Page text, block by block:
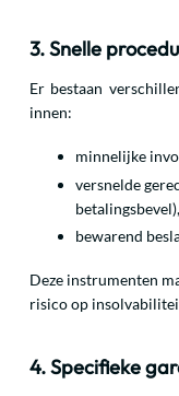
3. Snelle
Er bestaan
innen:
minnelijke
versnelde
betalingsbevel),
bewarend
Deze instrumenten
risico op
4. Specifieke